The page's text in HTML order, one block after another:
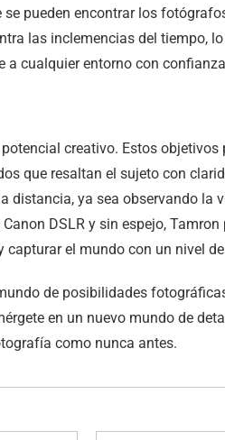
pueden encontrar los
las inclemencias del tiempo,
a cualquier entorno con
creativo. Estos
que resaltan el sujeto con
distancia, ya sea observando la
DSLR y sin espejo,
el mundo con un nivel
de posibilidades
en un nuevo mundo de
como nunca antes.